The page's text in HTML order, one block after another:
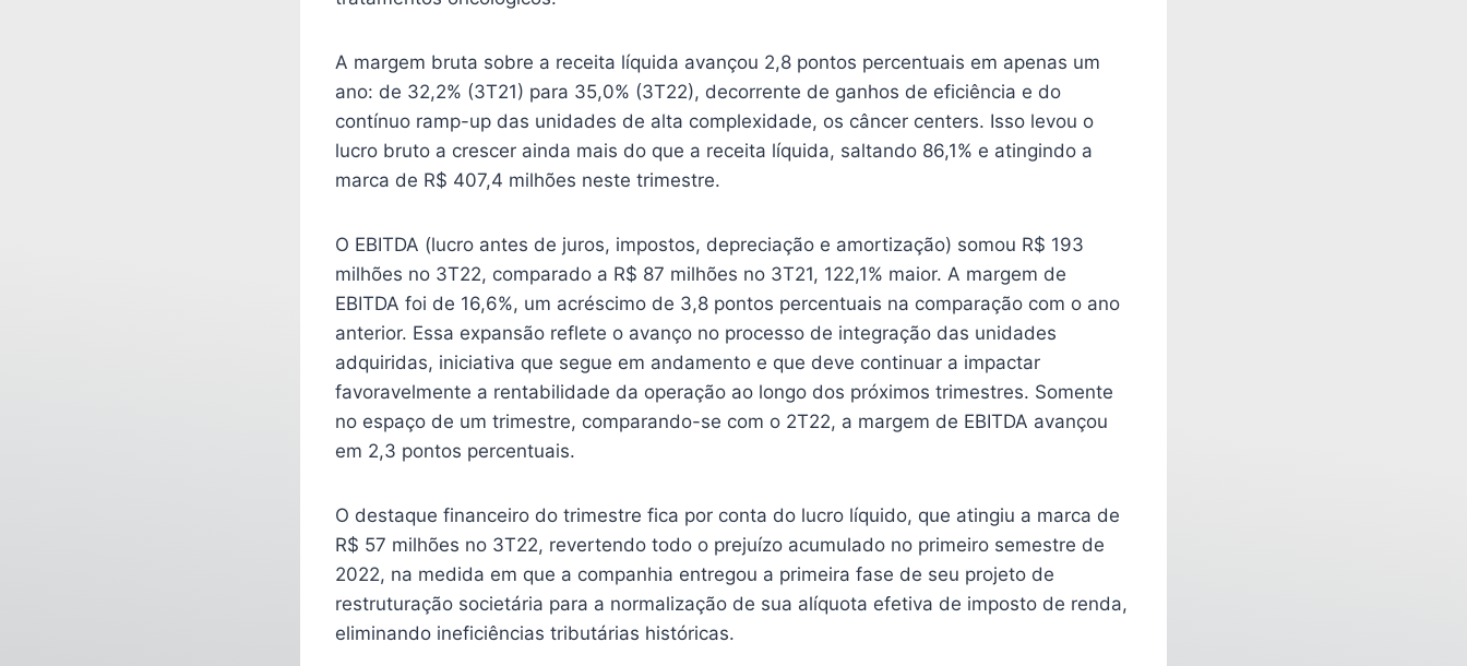
A margem bruta sobre a receita líquida avançou 2,8 pontos percentuais em apenas um
ano: de 32,2% (3T21) para 35,0% (3T22), decorrente de ganhos de eficiência e do
contínuo ramp-up das unidades de alta complexidade, os câncer centers. Isso levou o
lucro bruto a crescer ainda mais do que a receita líquida, saltando 86,1% e atingindo a
marca de R$ 407,4 milhões neste trimestre.
O EBITDA (lucro antes de juros, impostos, depreciação e amortização) somou R$ 193
milhões no 3T22, comparado a R$ 87 milhões no 3T21, 122,1% maior. A margem de
EBITDA foi de 16,6%, um acréscimo de 3,8 pontos percentuais na comparação com o ano
anterior. Essa expansão reflete o avanço no processo de integração das unidades
adquiridas, iniciativa que segue em andamento e que deve continuar a impactar
favoravelmente a rentabilidade da operação ao longo dos próximos trimestres. Somente
no espaço de um trimestre, comparando-se com o 2T22, a margem de EBITDA avançou
em 2,3 pontos percentuais.
O destaque financeiro do trimestre fica por conta do lucro líquido, que atingiu a marca de
R$ 57 milhões no 3T22, revertendo todo o prejuízo acumulado no primeiro semestre de
2022, na medida em que a companhia entregou a primeira fase de seu projeto de
restruturação societária para a normalização de sua alíquota efetiva de imposto de renda,
eliminando ineficiências tributárias históricas.